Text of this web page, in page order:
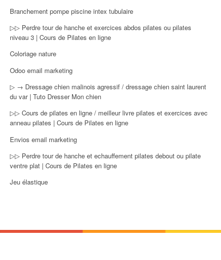
Branchement pompe piscine intex tubulaire
▷▷ Perdre tour de hanche et exercices abdos pilates ou pilates
niveau 3 | Cours de Pilates en ligne
Coloriage nature
Odoo email marketing
▷ → Dressage chien malinois agressif / dressage chien saint laurent
du var | Tuto Dresser Mon chien
▷▷ Cours de pilates en ligne / meilleur livre pilates et exercices avec
anneau pilates | Cours de Pilates en ligne
Envios email marketing
▷▷ Perdre tour de hanche et echauffement pilates debout ou pilate
ventre plat | Cours de Pilates en ligne
Jeu élastique